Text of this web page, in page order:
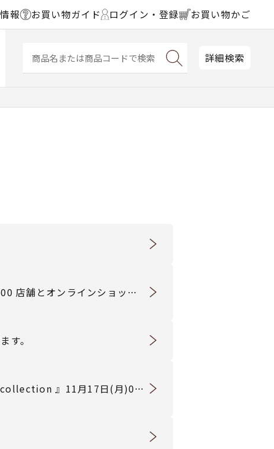
報 お買い物ガイド ログイン・登録 お買い物かご
詳細検索
店舗とオンラインショップ
す。
collection 』11月17日(月)0時